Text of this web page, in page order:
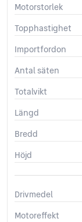
Motorstorlek
Topphastighet
Importfordon
Antal säten
Totalvikt
Längd
Bredd
Höjd
Drivmedel
Motoreffekt